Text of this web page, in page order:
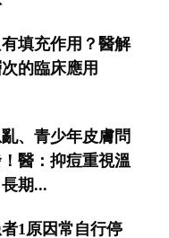
填充作用？醫解
的臨床應用
、青少年皮膚問
醫：抑痘重視溫
期...
1原因常自行停